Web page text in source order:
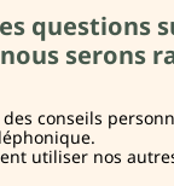
questions
serons
conseils
utiliser nos